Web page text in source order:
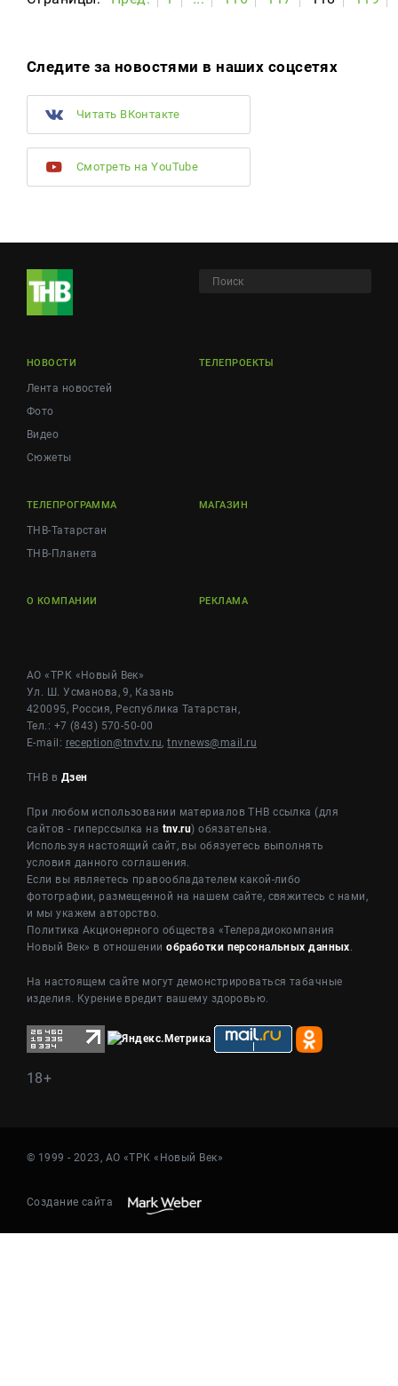
Следите за новостями в наших соцсетях
Читать ВКонтакте
Смотреть на YouTube
НОВОСТИ
Лента новостей
Фото
Видео
Сюжеты
ТЕЛЕПРОЕКТЫ
ТЕЛЕПРОГРАММА
ТНВ-Татарстан
ТНВ-Планета
МАГАЗИН
О КОМПАНИИ РЕКЛАМА
АО «ТРК «Новый Век»
Ул. Ш. Усманова, 9, Казань
420095, Россия, Республика Татарстан,
Тел.: +7 (843) 570-50-00
E-mail: reception@tnvtv.ru,tnvnews@mail.ru
ТНВ в Дзен
При любом использовании материалов ТНВ ссылка (для
сайтов - гиперссылка на tnv.ru) обязательна.
Используя настоящий сайт, вы обязуетесь выполнять
условия данного соглашения.
Если вы являетесь правообладателем какой-либо
фотографии, размещенной на нашем сайте, свяжитесь с нами,
и мы укажем авторство.
Политика Акционерного общества «Телерадиокомпания
Новый Век» в отношенииобработки персональных данных.
На настоящем сайте могут демонстрироваться табачные
изделия. Курение вредит вашему здоровью.
18+
© 1999 - 2023, АО «ТРК «Новый Век»
Создание сайта